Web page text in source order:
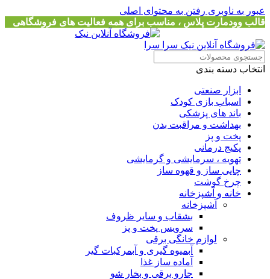
عبور به ناوبری رفتن به محتوای اصلی
قالب وودمارت پلاس ، مناسب برای همه فعالیت های فروشگاهی
انتخاب دسته بندی
ابزار صنعتی
اسباب بازی کودک
باند های پزشکی
بهداشت و مراقبت بدن
پخت و پز
پکیج درمانی
تهویه ، سرمایشی و گرمایشی
چایی ساز و قهوه ساز
چرخ گوشت
خانه و آشپزخانه
آشپزخانه
بشقاب و سایر ظروف
سرویس پخت و پز
لوازم خانگی برقی
آبمیوه گیری و آبمرکبات گیر
آماده ساز غذا
جارو برقی و بخار شو